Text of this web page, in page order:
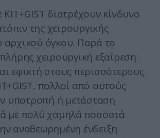
ΚΙΤ+GIST διατρέχουν κίνδυνο
της χειρουργικής
αρχικού όγκου. Παρά το
χειρουργική εξαίρεση
εφικτή στους περισσότερους
πολλοί από αυτούς
υποτροπή ή μετάσταση
με πολύ χαμηλά ποσοστά
αναθεωρημένη ένδειξη